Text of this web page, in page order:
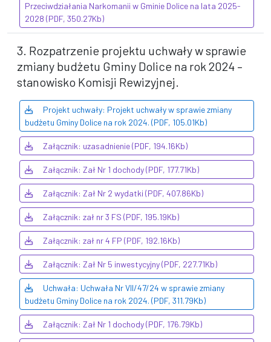
Przeciwdziałania Narkomanii w Gminie Dolice na lata 2025-
2028 (PDF, 350.27Kb)
3. Rozpatrzenie projektu uchwały w sprawie
zmiany budżetu Gminy Dolice na rok 2024 –
stanowisko Komisji Rewizyjnej.
Projekt uchwały: Projekt uchwały w sprawie zmiany
budżetu Gminy Dolice na rok 2024. (PDF, 105.01Kb)
Załącznik: uzasadnienie (PDF, 194.16Kb)
Załącznik: Zał Nr 1 dochody (PDF, 177.71Kb)
Załącznik: Zał Nr 2 wydatki (PDF, 407.86Kb)
Załącznik: zał nr 3 FS (PDF, 195.19Kb)
Załącznik: zał nr 4 FP (PDF, 192.16Kb)
Załącznik: Zał Nr 5 inwestycyjny (PDF, 227.71Kb)
Uchwała: Uchwała Nr VII/47/24 w sprawie zmiany
budżetu Gminy Dolice na rok 2024. (PDF, 311.79Kb)
Załącznik: Zał Nr 1 dochody (PDF, 176.79Kb)